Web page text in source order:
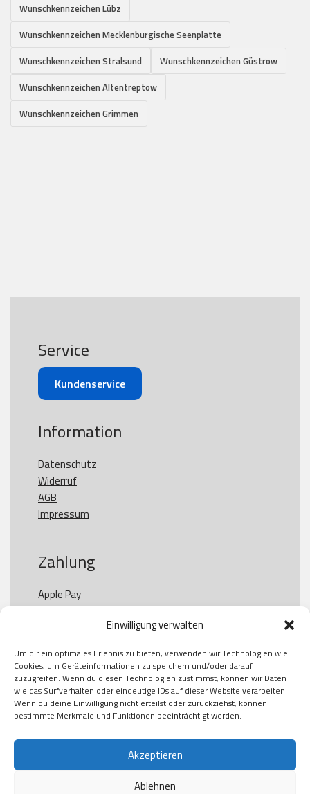
Einwilligung verwalten
Um dir ein optimales Erlebnis zu bieten, verwenden wir Technologien wie
Cookies, um Geräteinformationen zu speichern und/oder darauf
zuzugreifen. Wenn du diesen Technologien zustimmst, können wir Daten
wie das Surfverhalten oder eindeutige IDs auf dieser Website verarbeiten.
Wenn du deine Einwilligung nicht erteilst oder zurückziehst, können
bestimmte Merkmale und Funktionen beeinträchtigt werden.
Akzeptieren
Ablehnen
Wunschkennzeichen Lübz
Wunschkennzeichen Mecklenburgische Seenplatte
Wunschkennzeichen Stralsund
Wunschkennzeichen Güstrow
Wunschkennzeichen Altentreptow
Wunschkennzeichen Grimmen
Service
Kundenservice
Information
Datenschutz
Widerruf
AGB
Impressum
Zahlung
Apple Pay
Paypal
Kauf auf Rechung
Klarna
American Express